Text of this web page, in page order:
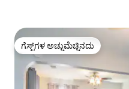
ಗೆಸ್ಟ್‌ಗಳ ಅಚ್ಚುಮೆಚ್ಚಿನದು
ಗೆಸ್ಟ್‌ಗಳ ಅಚ್ಚುಮೆಚ್ಚಿನದು